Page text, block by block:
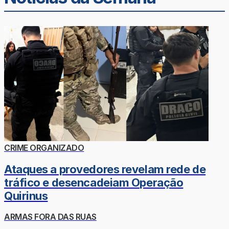
CRIME ORGANIZADO
Ataques a provedores revelam rede de
tráfico e desencadeiam Operação
Quirinus
ARMAS FORA DAS RUAS